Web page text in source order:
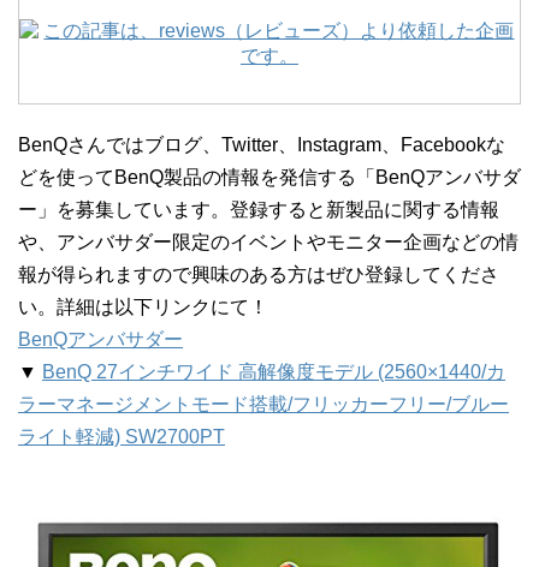
BenQさんではブログ、Twitter、Instagram、Facebookな
どを使ってBenQ製品の情報を発信する「BenQアンバサダ
ー」を募集しています。登録すると新製品に関する情報
や、アンバサダー限定のイベントやモニター企画などの情
報が得られますので興味のある方はぜひ登録してくださ
い。詳細は以下リンクにて！
BenQアンバサダー
▼ BenQ 27インチワイド 高解像度モデル (2560×1440/カ
ラーマネージメントモード搭載/フリッカーフリー/ブルー
ライト軽減) SW2700PT